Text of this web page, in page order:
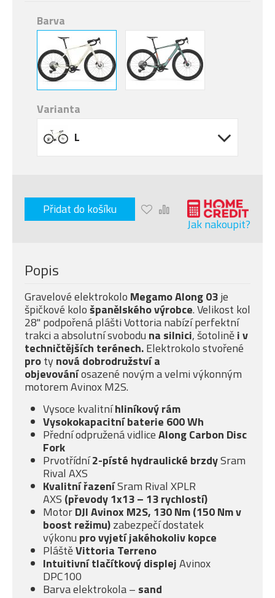
Barva
Varianta
L
Přidat do košíku
Jak nakoupit?
Popis
Gravelové elektrokolo Megamo Along 03je
špičkové kološpanělského výrobce. Velikost kol
28" podpořená plášti Vottoria nabízí perfektní
trakci a absolutní svobodu na silnici, šotoliněi v
techničtějších terénech.Elektrokolo stvořené
proty nová dobrodružství a
objevováníosazené novým a velmi výkonným
motorem Avinox M2S.
Vysoce kvalitníhliníkový rám
Vysokokapacitní baterie 600 Wh
Přední odpružená vidliceAlong Carbon Disc
Fork
Prvotřídní2-písté hydraulické brzdySram
Rival AXS
Kvalitní řazeníSram Rival XPLR
AXS (převody 1x13 – 13 rychlostí)
MotorDJI Avinox M2S, 130 Nm (150 Nm v
boost režimu)zabezpečí dostatek
výkonu pro vyjetí jakéhokoliv kopce
PláštěVittoria Terreno
Intuitivní tlačítkový displejAvinox
DPC100
Barva elektrokola – sand